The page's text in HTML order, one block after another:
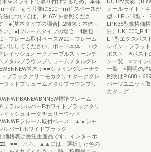
をスライドで取り付けするため、本体
程、もう片側に500mm程スペースが
法については、Ｐ.674を参照くださ
〕●[基本タイプの場合]…2梱包：本体＋
い。●[フレームタイプの場合]…4梱包：
＋フレーム取付ベースW20＋フレーム
い出してください。ボード本体：□□ク
レイッシュオークノーブルストーンチ
メタルブラウンブリュームメタルグレ
笠木：■■シャイングレーナチ
ブラッククリエモカクリエダークグレ
ウッドブリュームメタルブラウンブリ
標準フレーム：
ラルシルバーFホワイトブラッククリ
イッシュオークチェリーウッド
フレーム取付ベース：▲▲シャ
ルバーFホワイトブラック
価格表は受注生産品です。インターホ
□□、■■、△△、▲▲には、選択した色の
DC12V美彩（
ォールライト・
型・LPJ-16型・
LPK35型規格価
冊）
L-1型エクスポス
レイン・フラッ
ポスト ※ポスト
ン一覧 ※サイン
一覧 ※照明の詳
照明はP.688・
パーツユニット
カタログ